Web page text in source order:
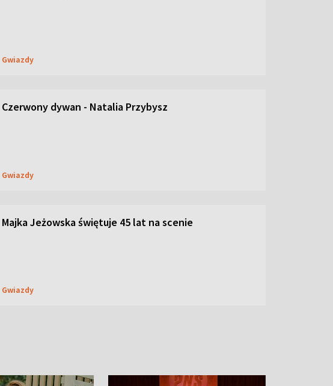
Gwiazdy
Czerwony dywan - Natalia Przybysz
Gwiazdy
Majka Jeżowska świętuje 45 lat na scenie
Gwiazdy